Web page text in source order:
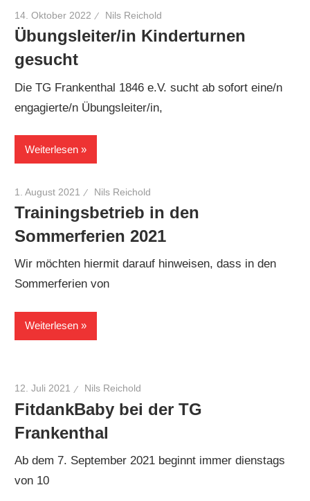
14. Oktober 2022 Nils Reichold
Übungsleiter/in Kinderturnen
gesucht
Die TG Frankenthal 1846 e.V. sucht ab sofort eine/n
engagierte/n Übungsleiter/in,
Weiterlesen
1. August 2021 Nils Reichold
Trainingsbetrieb in den
Sommerferien 2021
Wir möchten hiermit darauf hinweisen, dass in den
Sommerferien von
Weiterlesen
12. Juli 2021 Nils Reichold
FitdankBaby bei der TG
Frankenthal
Ab dem 7. September 2021 beginnt immer dienstags
von 10